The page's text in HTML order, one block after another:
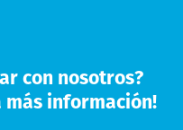
con nosotros?
más información!